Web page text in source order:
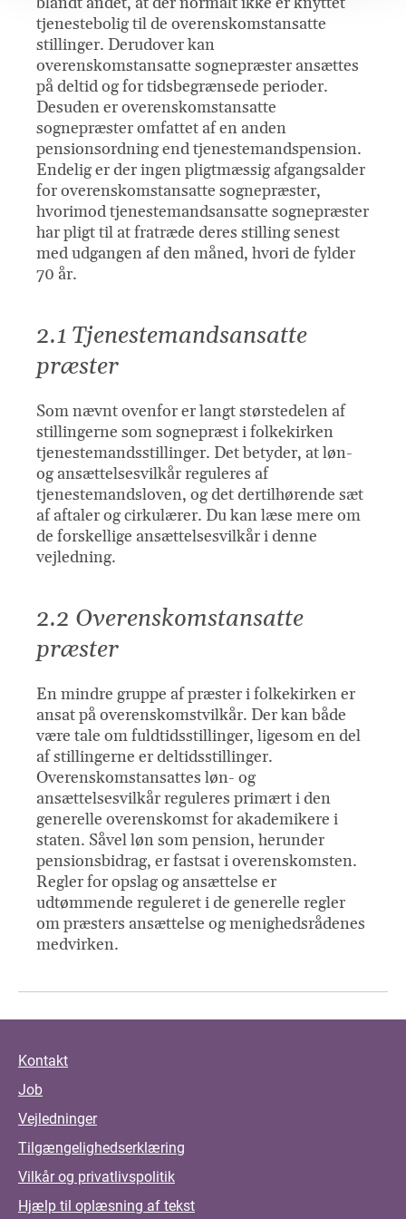
tjenestebolig til de overenskomstansatte
stillinger. Derudover kan
overenskomstansatte sognepræster ansættes
på deltid og for tidsbegrænsede perioder.
Desuden er overenskomstansatte
sognepræster omfattet af en anden
pensionsordning end tjenestemandspension.
Endelig er der ingen pligtmæssig afgangsalder
for overenskomstansatte sognepræster,
hvorimod tjenestemandsansatte sognepræster
har pligt til at fratræde deres stilling senest
med udgangen af den måned, hvori de fylder
70 år.
2.1 Tjenestemandsansatte
præster
Som nævnt ovenfor er langt størstedelen af
stillingerne som sognepræst i folkekirken
tjenestemandsstillinger. Det betyder, at løn-
og ansættelsesvilkår reguleres af
tjenestemandsloven, og det dertilhørende sæt
af aftaler og cirkulærer. Du kan læse mere om
de forskellige ansættelsesvilkår i denne
vejledning.
2.2 Overenskomstansatte
præster
En mindre gruppe af præster i folkekirken er
ansat på overenskomstvilkår. Der kan både
være tale om fuldtidsstillinger, ligesom en del
af stillingerne er deltidsstillinger.
Overenskomstansattes løn- og
ansættelsesvilkår reguleres primært i den
generelle overenskomst for akademikere i
staten. Såvel løn som pension, herunder
pensionsbidrag, er fastsat i overenskomsten.
Regler for opslag og ansættelse er
udtømmende reguleret i de generelle regler
om præsters ansættelse og menighedsrådenes
medvirken.
Kontakt
Job
Vejledninger
Tilgængelighedserklæring
Vilkår og privatlivspolitik
Hjælp til oplæsning af tekst